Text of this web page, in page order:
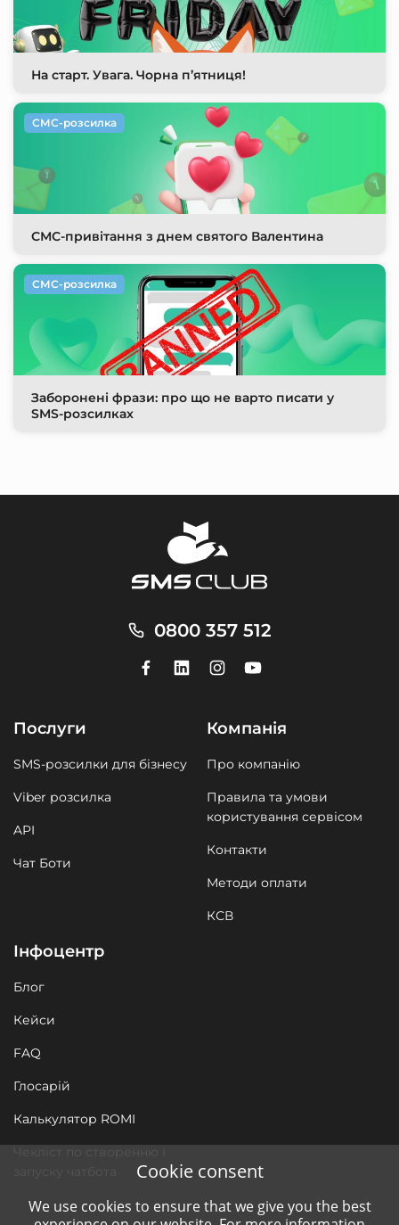
На старт. Увага. Чорна п’ятниця!
СМС-привітання з днем святого Валентина
СМС-розсилка
Заборонені фрази: про що не варто писати у
SMS-розсилках
СМС-розсилка
0800 357 512
Послуги
SMS-розсилки для бізнесу
Viber розсилка
API
Чат Боти
Компанія
Про компанію
Правила та умови
користування сервісом
Контакти
Методи оплати
КСВ
Інфоцентр
Блог
Кейси
FAQ
Глосарій
Калькулятор ROMI
Cookie consent
We use cookies to ensure that we give you the best